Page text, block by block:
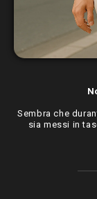
Sembra che
sia messi in